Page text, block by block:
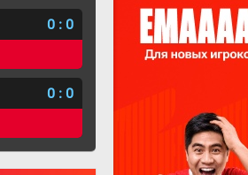
0 : 0
0 : 0